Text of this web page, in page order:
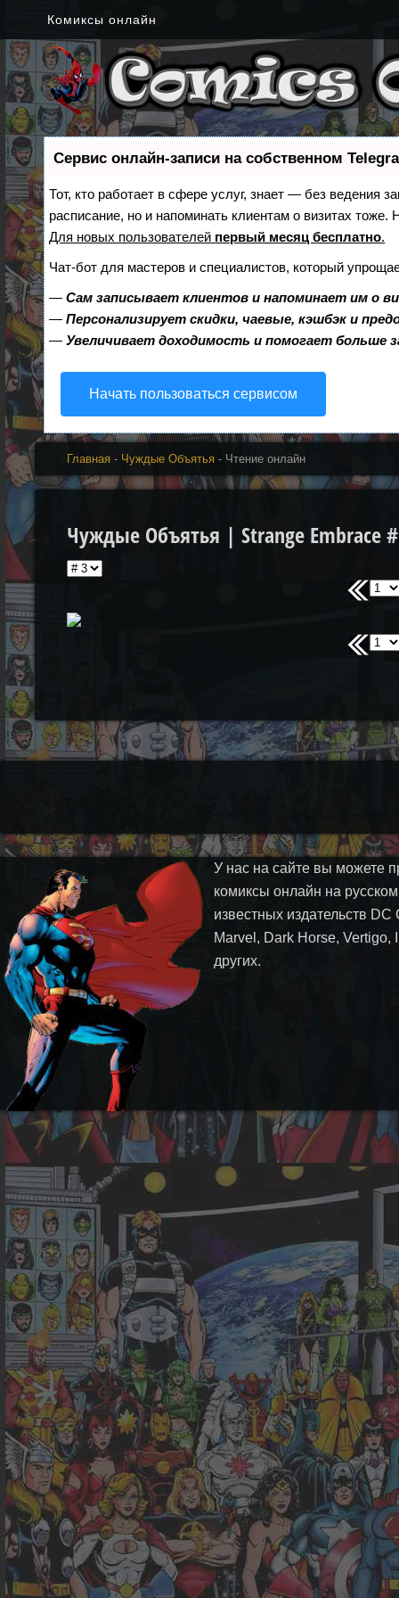
Комиксы онлайн
Сервис онлайн-записи на собственном
Тот, кто работает в сфере услуг, знает — без ведения
расписание, но и напоминать клиентам о визитах
Для новых пользователей первый месяц бесплатно.
Чат-бот для мастеров и специалистов, который
—Сам записывает клиентов и напоминает им о
—Персонализирует скидки, чаевые, кэшбэк и
—Увеличивает доходимость и помогает больше
Начать пользоваться сервисом
Главная - Чуждые Объятья - Чтение онлайн
Чуждые Объятья | Strange Embrace
У нас на сайте вы можете
комиксы онлайн на
известных издательств DC
Marvel, Dark Horse, Vertigo,
других.